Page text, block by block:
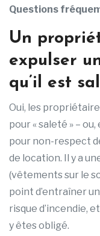
Questions
Un
expulser
qu’il est
Oui, les
pour « saleté » –
pour non-respect
de location. Il y a
(vêtements sur le
point d’entraîner
risque d’incendie,
y êtes obligé.